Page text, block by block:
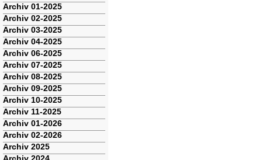
Navigation
überspringen
Archiv 01-2025
Archiv 02-2025
Archiv 03-2025
Archiv 04-2025
Archiv 06-2025
Archiv 07-2025
Archiv 08-2025
Archiv 09-2025
Archiv 10-2025
Archiv 11-2025
Archiv 01-2026
Archiv 02-2026
Archiv 2025